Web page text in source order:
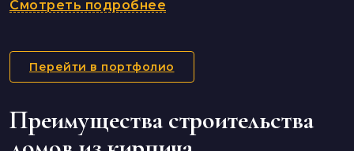
Смотреть подробнее
Перейти в портфолио
Преимущества строительства